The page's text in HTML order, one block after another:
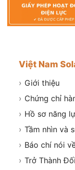
Việt Nam
› Giới thiệu
› Chứng chỉ
› Hồ sơ năng
› Tầm nhìn và
› Báo chí nói
› Trở Thành